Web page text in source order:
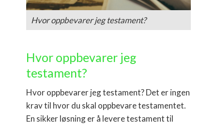
Hvor oppbevarer jeg testament?
Hvor oppbevarer jeg
testament?
Hvor oppbevarer jeg testament? Det er ingen
krav til hvor du skal oppbevare testamentet.
En sikker løsning er å levere testament til